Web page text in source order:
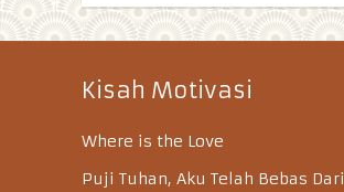
Kisah Motivasi
Where is the Love
Puji Tuhan, Aku Telah Bebas Dari